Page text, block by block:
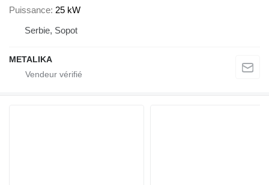
Puissance 25 kW
Serbie, Sopot
METALIKA